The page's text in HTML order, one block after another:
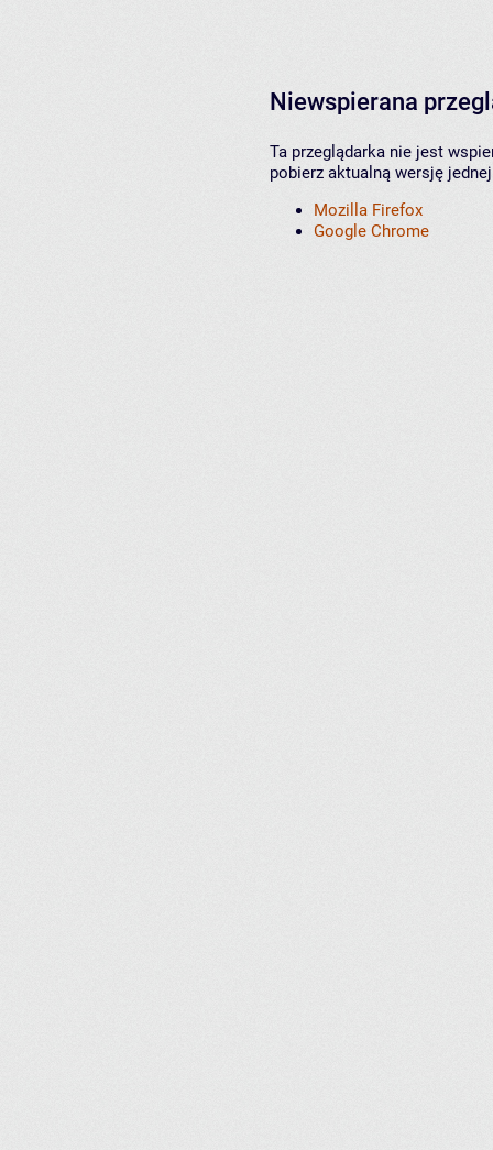
Niewspierana
Ta przeglądarka nie jest
pobierz aktualną wersję
Mozilla Firefox
Google Chrome